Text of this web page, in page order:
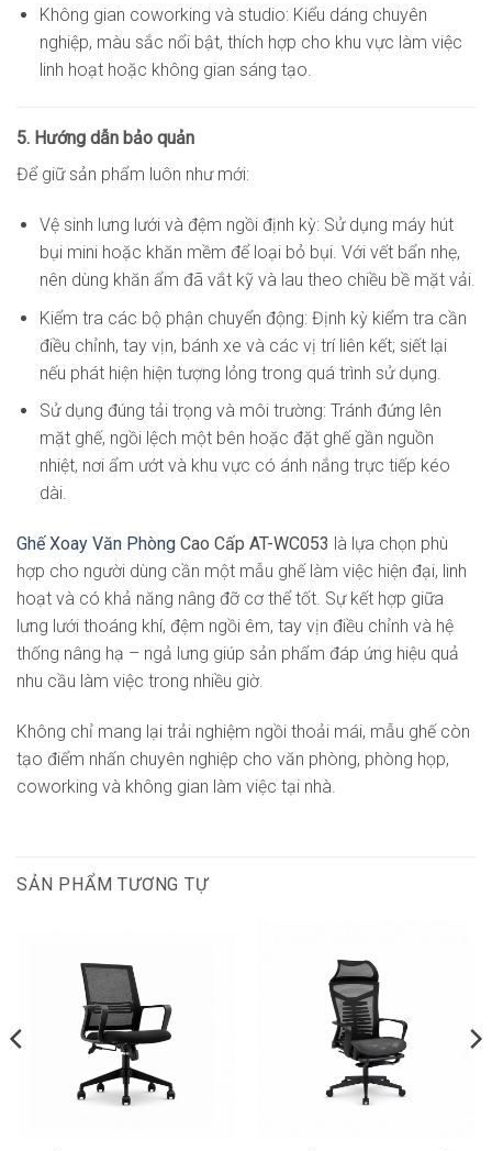
Không gian coworking và studio: Kiểu dáng chuyên
nghiệp, màu sắc nổi bật, thích hợp cho khu vực làm việc
linh hoạt hoặc không gian sáng tạo.
5. Hướng dẫn bảo quản
Để giữ sản phẩm luôn như mới:
Vệ sinh lưng lưới và đệm ngồi định kỳ: Sử dụng máy hút
bụi mini hoặc khăn mềm để loại bỏ bụi. Với vết bẩn nhẹ,
nên dùng khăn ẩm đã vắt kỹ và lau theo chiều bề mặt vải.
Kiểm tra các bộ phận chuyển động: Định kỳ kiểm tra cần
điều chỉnh, tay vịn, bánh xe và các vị trí liên kết; siết lại
nếu phát hiện hiện tượng lỏng trong quá trình sử dụng.
Sử dụng đúng tải trọng và môi trường: Tránh đứng lên
mặt ghế, ngồi lệch một bên hoặc đặt ghế gần nguồn
nhiệt, nơi ẩm ướt và khu vực có ánh nắng trực tiếp kéo
dài.
Ghế Xoay Văn Phòng Cao Cấp AT-WC053 là lựa chọn phù
hợp cho người dùng cần một mẫu ghế làm việc hiện đại, linh
hoạt và có khả năng nâng đỡ cơ thể tốt. Sự kết hợp giữa
lưng lưới thoáng khí, đệm ngồi êm, tay vịn điều chỉnh và hệ
thống nâng hạ – ngả lưng giúp sản phẩm đáp ứng hiệu quả
nhu cầu làm việc trong nhiều giờ.
Không chỉ mang lại trải nghiệm ngồi thoải mái, mẫu ghế còn
tạo điểm nhấn chuyên nghiệp cho văn phòng, phòng họp,
coworking và không gian làm việc tại nhà.
SẢN PHẨM TƯƠNG TỰ